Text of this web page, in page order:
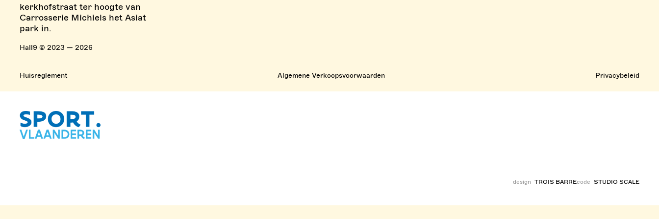
kerkhofstraat ter hoogte van
Carrosserie Michiels het Asiat
park in.
Hall9 © 2023 — 2026
Huisreglement Algemene Verkoopsvoorwaarden Privacybeleid
design TROIS BARREcode STUDIO SCALE